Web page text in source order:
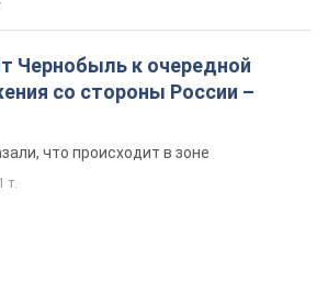
Чернобыль к очередной
со стороны России –
что происходит в зоне
т.